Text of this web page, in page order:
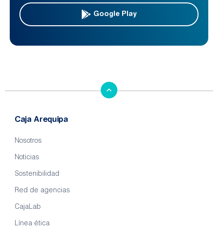
Google Play
Caja Arequipa
Nosotros
Noticias
Sostenibilidad
Red de agencias
CajaLab
Línea ética